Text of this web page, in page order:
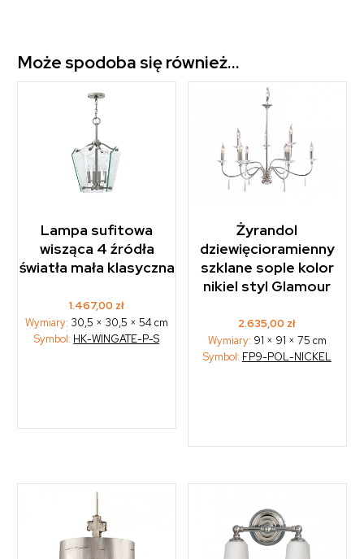
Może spodoba się również…
Lampa sufitowa
wisząca 4 źródła
światła mała klasyczna
1.467,00 zł
Wymiary: 30,5 × 30,5 × 54 cm
Symbol: HK-WINGATE-P-S
Żyrandol
dziewięcioramienny
szklane sople kolor
nikiel styl Glamour
2.635,00 zł
Wymiary: 91 × 91 × 75 cm
Symbol: FP9-POL-NICKEL